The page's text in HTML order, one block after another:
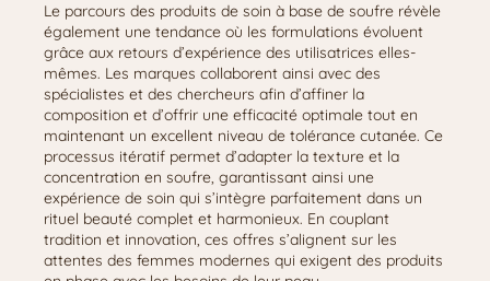
Le parcours des produits de soin à base de soufre révèle
également une tendance où les formulations évoluent
grâce aux retours d’expérience des utilisatrices elles-
mêmes. Les marques collaborent ainsi avec des
spécialistes et des chercheurs afin d’affiner la
composition et d’offrir une efficacité optimale tout en
maintenant un excellent niveau de tolérance cutanée. Ce
processus itératif permet d’adapter la texture et la
concentration en soufre, garantissant ainsi une
expérience de soin qui s’intègre parfaitement dans un
rituel beauté complet et harmonieux. En couplant
tradition et innovation, ces offres s’alignent sur les
attentes des femmes modernes qui exigent des produits